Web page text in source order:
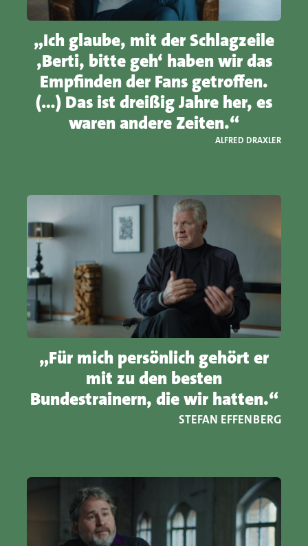
„Ich glaube, mit der Schlagzeile
,Berti, bitte geh‘ haben wir das
Empfinden der Fans getroffen.
(…) Das ist dreißig Jahre her, es
waren andere Zeiten.“
ALFRED DRAXLER
„Für mich persönlich gehört er
mit zu den besten
Bundestrainern, die wir hatten.“
STEFAN EFFENBERG